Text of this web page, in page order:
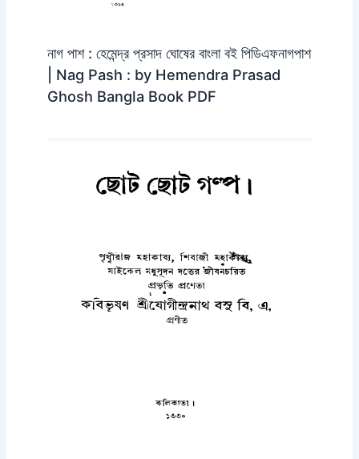
নাগ পাশ : হেমেন্দ্র প্রসাদ ঘোষের বাংলা বই পিডিএফনাগপাশ
| Nag Pash : by Hemendra Prasad
Ghosh Bangla Book PDF